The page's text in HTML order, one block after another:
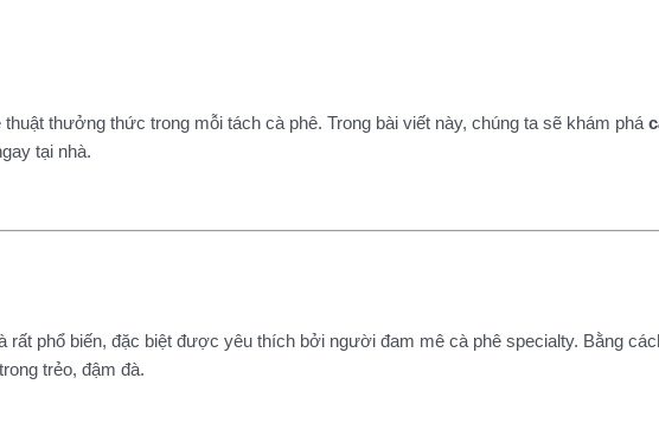
thưởng thức trong mỗi tách cà phê. Trong bài viết này, chúng ta sẽ khám phá
tại nhà.
rất phổ biến, đặc biệt được yêu thích bởi người đam mê cà phê specialty. Bằng
trẻo, đậm đà.